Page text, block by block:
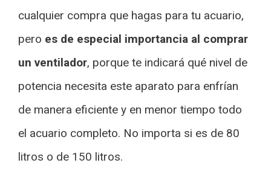
cualquier compra que hagas para tu acuario,
pero es de especial importancia al comprar
un ventilador, porque te indicará qué nivel de
potencia necesita este aparato para enfrían
de manera eficiente y en menor tiempo todo
el acuario completo. No importa si es de 80
litros o de 150 litros.